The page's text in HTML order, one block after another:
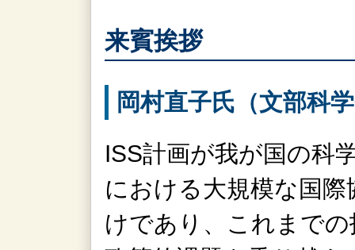
来賓挨拶
岡村直子氏（文部科
ISS計画が我が国の科
における大規模な国際
けであり、これまでの